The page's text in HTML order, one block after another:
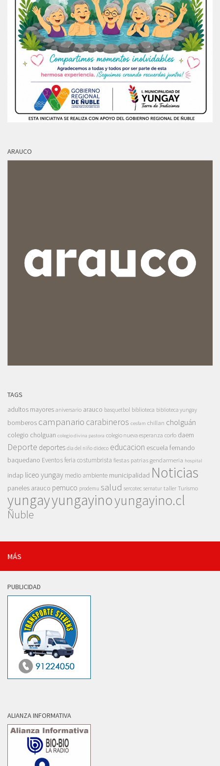
ARAUCO
TAGS
adultos mayores aniversario arauco basquetbol biblioteca biblioteca yungay
bomberos campanario carabineros cesfam chillan cholguán
colegio cholguan colegio divina pastora colegio nueva esperanza corfo daem
Deporte deportes dia del niño dideco educacion escuela fernando
baquedano Eventosferia costumbrista fiestas patrias gendarmeria hospital
indap liceo yungay medio ambiente municipalidad Noticias
paneles arauco pemuco prodemu salud sercotec sernatur taller Turismo
yungayyungayinoyungayino.cl
Ñuble
MÁS
PUBLICIDAD
ALIANZA INFORMATIVA